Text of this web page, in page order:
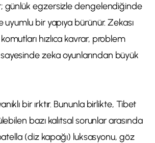
günlük egzersizle dengelendiğinde
bir yapıya bürünür. Zekası
hızlıca kavrar, problem
zeka oyunlarından büyük
bir ırktır. Bununla birlikte, Tibet
bazı kalıtsal sorunlar arasında
(diz kapağı) luksasyonu, göz